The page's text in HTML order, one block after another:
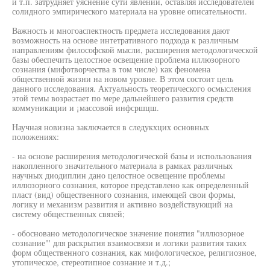
солидного эмпирического материала на уровне описательности.
Важность и многоаспектность предмета исследования дают
возможность на основе интетративного подхода к различным
направлениям философской мысли, расширения методологической
базы обеспечить целостное освещение проблема иллюзорного
сознания (мифотворчества в том числе) как феномена
общественной жизни на новом уровне. В этом состоит цель
данного исследования. Актуальность теоретического осмысления
этой темы возрастает по мере дальнейшего развития средств
коммуникации и ¡массовой инфсршцш.
Научная новизна заключается в следукхцих основных
положениях:
- на основе расширения методологической базы и использования
накопленного значительного материала в рамках различных
научных диодиплин дано целостное освещение проблемы
иллюзорного сознания, которое представлено как определенный
пласт (вид) общественного сознания, имеющей свои формы,
логику и механизм развития и активно воздействующий на
систему общественных связей;
- обосновано методологическое значение понятия "иллюзорное
сознание"' для раскрытия взаимосвязи и логики развития таких
форм общественного сознания, как мифологическое, религиозное,
утопическое, стереотипное сознание и т.д.;